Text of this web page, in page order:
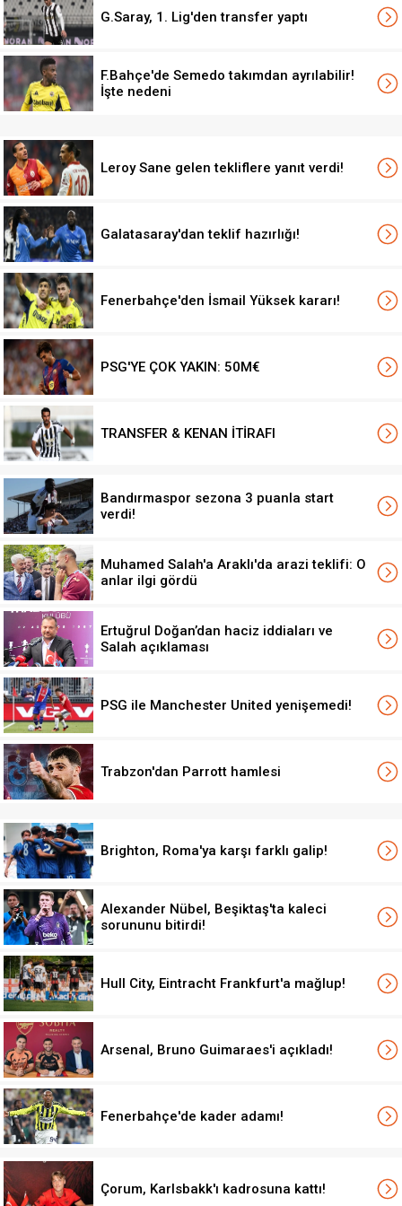
G.Saray, 1. Lig'den transfer yaptı
F.Bahçe'de Semedo takımdan ayrılabilir!
İşte nedeni
Leroy Sane gelen tekliflere yanıt verdi!
Galatasaray'dan teklif hazırlığı!
Fenerbahçe'den İsmail Yüksek kararı!
PSG'YE ÇOK YAKIN: 50M€
TRANSFER & KENAN İTİRAFI
Bandırmaspor sezona 3 puanla start
verdi!
Muhamed Salah'a Araklı'da arazi teklifi: O
anlar ilgi gördü
Ertuğrul Doğan’dan haciz iddiaları ve
Salah açıklaması
PSG ile Manchester United yenişemedi!
Trabzon'dan Parrott hamlesi
Brighton, Roma'ya karşı farklı galip!
Alexander Nübel, Beşiktaş'ta kaleci
sorununu bitirdi!
Hull City, Eintracht Frankfurt'a mağlup!
Arsenal, Bruno Guimaraes'i açıkladı!
Fenerbahçe'de kader adamı!
Çorum, Karlsbakk'ı kadrosuna kattı!